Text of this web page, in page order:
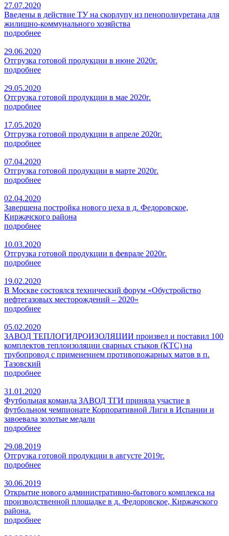
27.07.2020
Введены в действие ТУ на скорлупу из пенополиуретана для
жилищно-коммунального хозяйства
подробнее
29.06.2020
Отгрузка готовой продукции в июне 2020г.
подробнее
29.05.2020
Отгрузка готовой продукции в мае 2020г.
подробнее
17.05.2020
Отгрузка готовой продукции в апреле 2020г.
подробнее
07.04.2020
Отгрузка готовой продукции в марте 2020г.
подробнее
02.04.2020
Завершена постройка нового цеха в д. Федоровское,
Киржачского района
подробнее
10.03.2020
Отгрузка готовой продукции в феврале 2020г.
подробнее
19.02.2020
В Москве состоялся технический форум «Обустройство
нефтегазовых месторождений – 2020»
подробнее
05.02.2020
ЗАВОД ТЕПЛОГИДРОИЗОЛЯЦИИ произвел и поставил 100
комплектов теплоизоляции сварных стыков (КТС) на
трубопровод с применением противопожарных матов в п.
Тазовский
подробнее
31.01.2020
Футбольная команда ЗАВОД ТГИ приняла участие в
футбольном чемпионате Корпоративной Лиги в Испании и
завоевала золотые медали
подробнее
29.08.2019
Отгрузка готовой продукции в августе 2019г.
подробнее
30.06.2019
Открытие нового административно-бытового комплекса на
производственной площадке в д. Федоровское, Киржачского
района.
подробнее